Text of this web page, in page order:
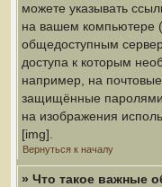
можете указывать
на вашем компьютере
общедоступным
доступа к которым
например, на
защищённые паролями
на изображения
[img].
Вернуться к началу
» Что такое важные